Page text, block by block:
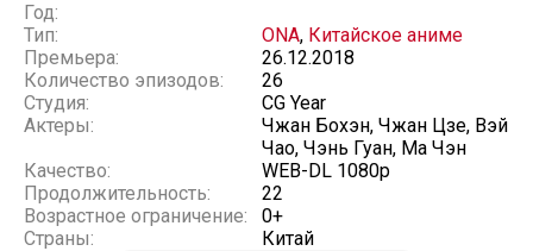
Год:
Тип:
ONA, Китайское аниме
Премьера:
26.12.2018
Количество эпизодов:
26
Студия:
CG Year
Актеры:
Чжан Бохэн, Чжан Цзе, Вэй
Чао, Чэнь Гуан, Ма Чэн
Качество:
WEB-DL 1080p
Продолжительность:
22
Возрастное ограничение:
0+
Страны:
Китай